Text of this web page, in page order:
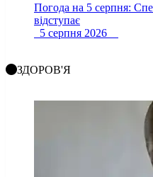
Погода на 5 серпня:
відступає
5 серпня 2026
ЗДОРОВ'Я